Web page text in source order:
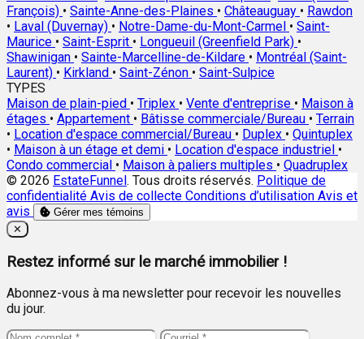
François) • Sainte-Anne-des-Plaines • Châteauguay • Rawdon
• Laval (Duvernay) • Notre-Dame-du-Mont-Carmel • Saint-
Maurice • Saint-Esprit • Longueuil (Greenfield Park) •
Shawinigan • Sainte-Marcelline-de-Kildare • Montréal (Saint-
Laurent) • Kirkland • Saint-Zénon • Saint-Sulpice
TYPES
Maison de plain-pied • Triplex • Vente d'entreprise • Maison à
étages • Appartement • Bâtisse commerciale/Bureau • Terrain
• Location d'espace commercial/Bureau • Duplex • Quintuplex
• Maison à un étage et demi • Location d'espace industriel •
Condo commercial • Maison à paliers multiples • Quadruplex
© 2026 EstateFunnel. Tous droits réservés. Politique de
confidentialité Avis de collecte Conditions d’utilisation Avis et
avis
Gérer mes témoins
Close
✕
Restez informé sur le marché immobilier !
Abonnez-vous à ma newsletter pour recevoir les nouvelles
du jour.